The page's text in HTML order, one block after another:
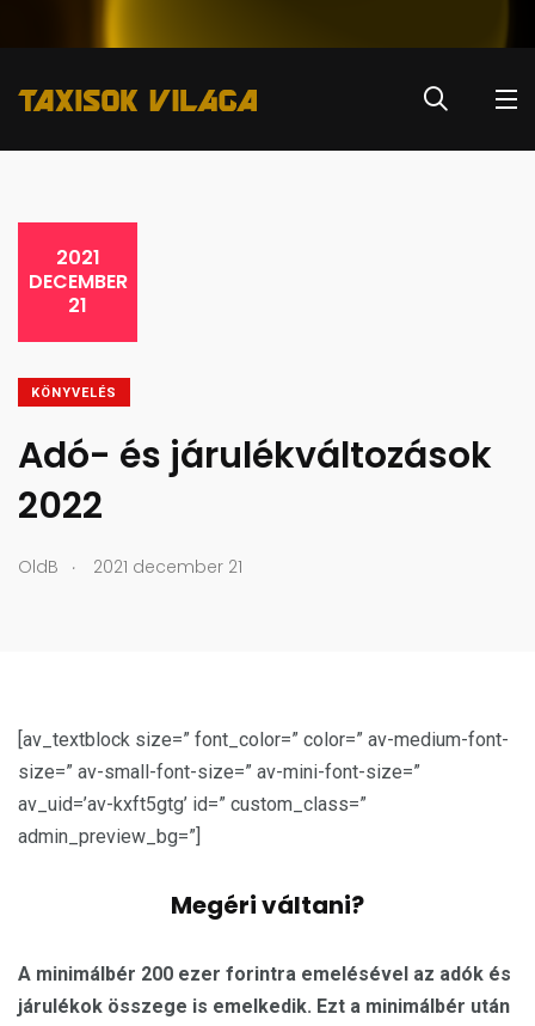
2021
DECEMBER
21
KÖNYVELÉS
Adó- és járulékváltozások
2022
OldB . 2021 december 21
[av_textblock size=” font_color=” color=” av-medium-font-
size=” av-small-font-size=” av-mini-font-size=”
av_uid=’av-kxft5gtg’ id=” custom_class=”
admin_preview_bg=”]
Megéri váltani?
A minimálbér 200 ezer forintra emelésével az adók és
járulékok összege is emelkedik. Ezt a minimálbér után